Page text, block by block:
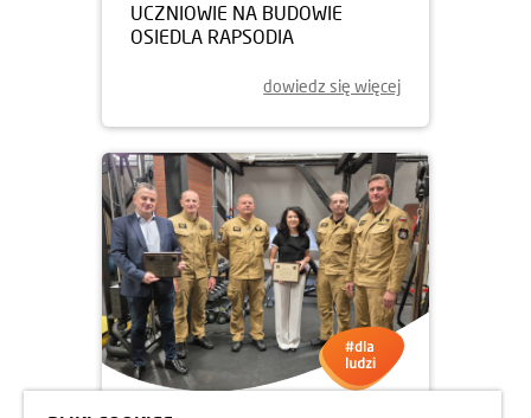
UCZNIOWIE NA BUDOWIE
OSIEDLA RAPSODIA
dowiedz się więcej